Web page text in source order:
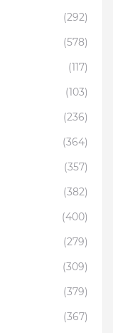
(292)
(578)
(117)
(103)
(236)
(364)
(357)
(382)
(400)
(279)
(309)
(379)
(367)